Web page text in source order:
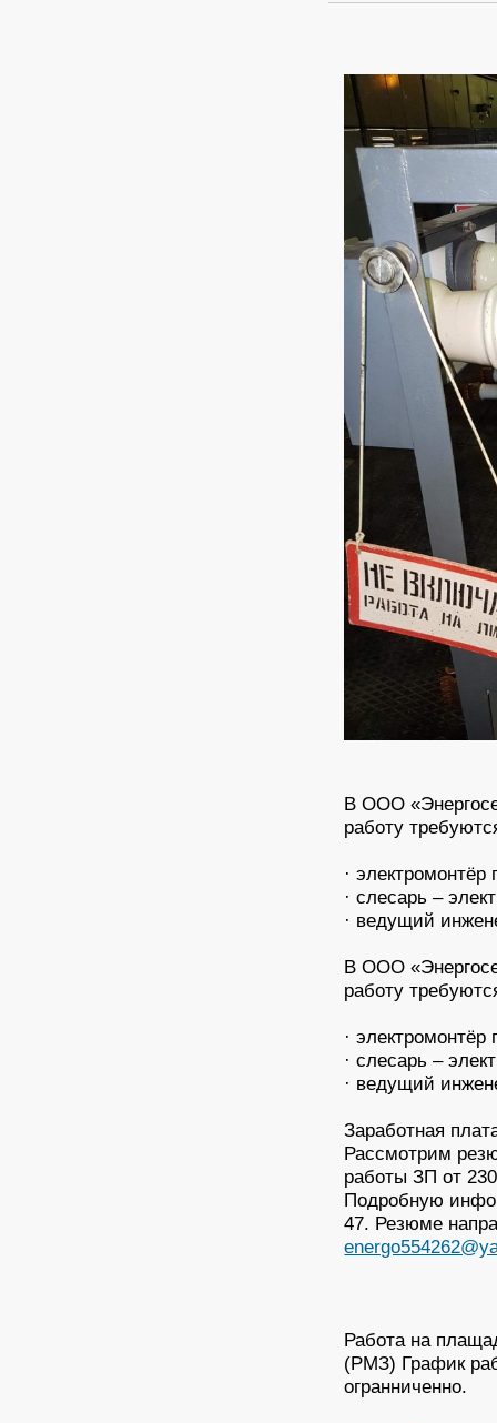
В ООО
работу
·
· слесарь –
· ведущий
В ООО
работу
·
· слесарь –
· ведущий
Заработная
Рассмотрим
работы ЗП от
Подробную
47. Резюме
Работа на
(РМЗ) График
огранниченно.